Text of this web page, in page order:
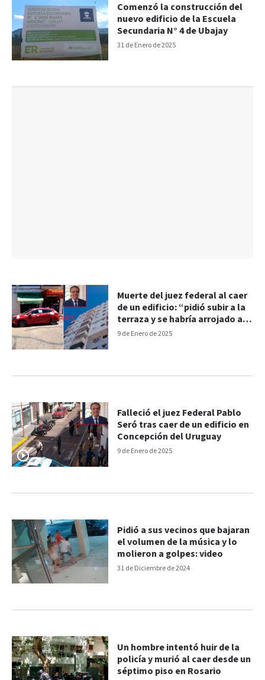
31 de Enero de 2025
Comenzó la construcción del
nuevo edificio de la Escuela
Secundaria N° 4 de Ubajay
9 de Enero de 2025
Muerte del juez federal al caer
de un edificio: “pidió subir a la
terraza y se habría arrojado al
vacío”
9 de Enero de 2025
Falleció el juez Federal Pablo
Seró tras caer de un edificio en
Concepción del Uruguay
31 de Diciembre de 2024
Pidió a sus vecinos que bajaran
el volumen de la música y lo
molieron a golpes: video
Un hombre intentó huir de la
policía y murió al caer desde un
séptimo piso en Rosario